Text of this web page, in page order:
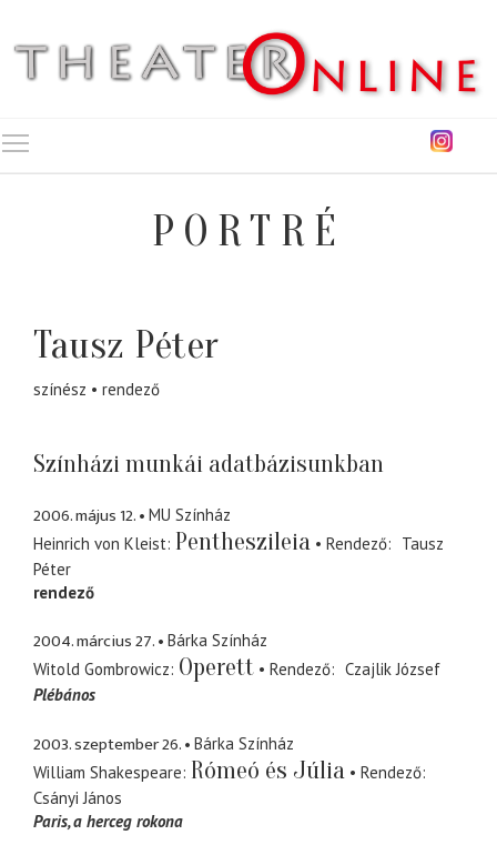
PORTRÉ
Tausz Péter
színész rendező
Színházi munkái adatbázisunkban
2006. május 12.
MU Színház
Heinrich von Kleist Pentheszileia Rendező
Tausz
Péter
rendező
2004. március 27.
Bárka Színház
Witold Gombrowicz Operett Rendező
Czajlik József
Plébános
2003. szeptember 26.
Bárka Színház
William Shakespeare Rómeó és Júlia
Rendező
Csányi János
Paris a herceg rokona